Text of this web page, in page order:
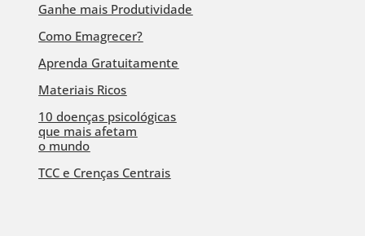
Ganhe mais Produtividade
Como Emagrecer?
Aprenda Gratuitamente
Materiais Ricos
10 doenças psicológicas
que mais afetam
o mundo
TCC e Crenças Centrais